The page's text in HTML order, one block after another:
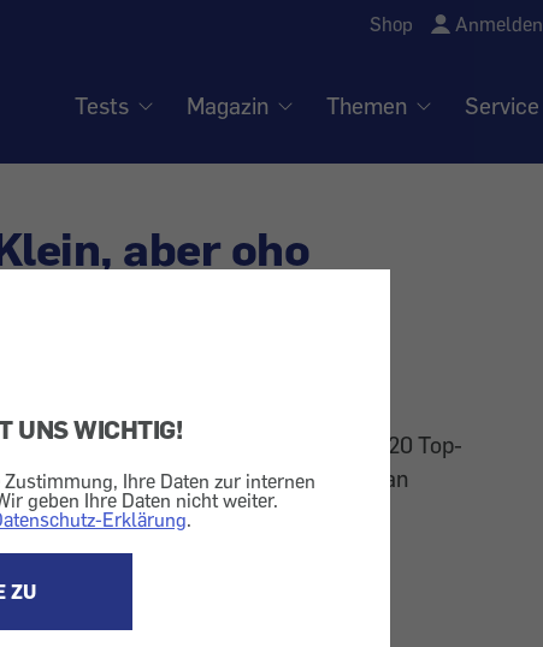
UNS WICHTIG!
Ihre Daten zur internen
geben Ihre Daten nicht weiter.
Erklärung.
ZU
Shop Anmelden
Tests Magazin Themen Service
aber oho
oder Westentasche passen und 20 Top-
zeigen eine große Bandbreite an
Test: